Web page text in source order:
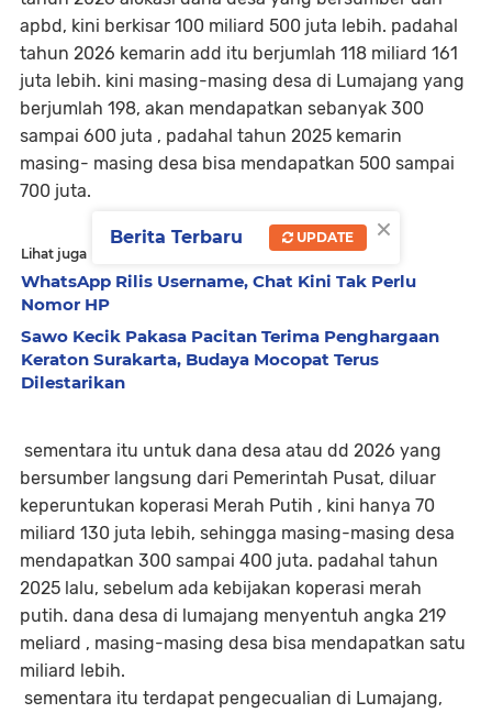
apbd, kini berkisar 100 miliard 500 juta lebih. padahal
tahun 2026 kemarin add itu berjumlah 118 miliard 161
juta lebih. kini masing-masing desa di Lumajang yang
berjumlah 198, akan mendapatkan sebanyak 300
sampai 600 juta , padahal tahun 2025 kemarin
masing- masing desa bisa mendapatkan 500 sampai
700 juta.
Lihat juga
WhatsApp Rilis Username, Chat Kini Tak Perlu
Nomor HP
Sawo Kecik Pakasa Pacitan Terima Penghargaan
Keraton Surakarta, Budaya Mocopat Terus
Dilestarikan
sementara itu untuk dana desa atau dd 2026 yang
bersumber langsung dari Pemerintah Pusat, diluar
keperuntukan koperasi Merah Putih , kini hanya 70
miliard 130 juta lebih, sehingga masing-masing desa
mendapatkan 300 sampai 400 juta. padahal tahun
2025 lalu, sebelum ada kebijakan koperasi merah
putih. dana desa di lumajang menyentuh angka 219
meliard , masing-masing desa bisa mendapatkan satu
miliard lebih.
sementara itu terdapat pengecualian di Lumajang,
×
Berita Terbaru UPDATE